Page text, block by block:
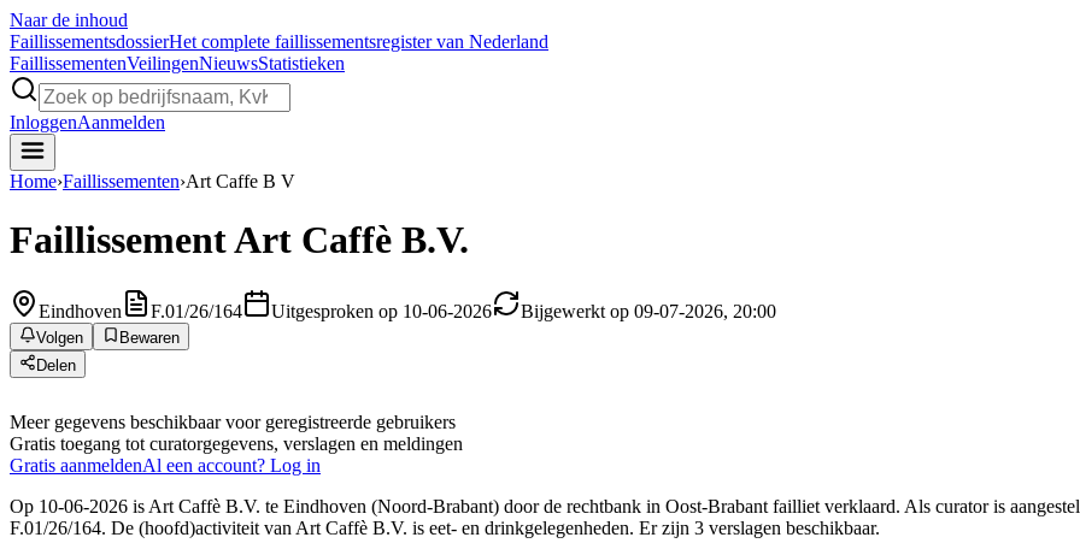
Naar de inhoud
FaillissementsdossierHet complete faillissementsregister van Nederland
FaillissementenVeilingenNieuwsStatistieken
InloggenAanmelden
Home›Faillissementen›Art Caffe B V
FaillissementArt Caffè B.V.
Eindhoven F.01/26/164 Uitgesproken op 10-06-2026 Bijgewerkt op 09-07-2026, 20:00
Volgen
Bewaren
Delen
Meer gegevens beschikbaar voor geregistreerde gebruikers
Gratis toegang tot curatorgegevens, verslagen en meldingen
Gratis aanmeldenAl een account? Log in
Op 10-06-2026 is Art Caffè B.V. te Eindhoven (Noord-Brabant) door de rechtbank in Oost-Brabant failliet verklaard. Als curator is
F.01/26/164. De (hoofd)activiteit van Art Caffè B.V. is eet- en drinkgelegenheden. Er zijn 3 verslagen beschikbaar.